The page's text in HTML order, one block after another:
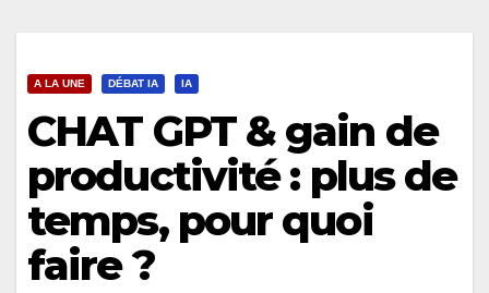
A LA UNE DÉBAT IA IA
CHAT GPT & gain de
productivité : plus de
temps, pour quoi
faire ?